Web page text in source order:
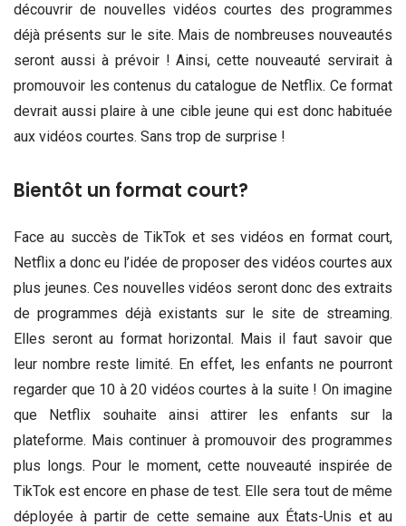
découvrir de nouvelles vidéos courtes des programmes
déjà présents sur le site. Mais de nombreuses nouveautés
seront aussi à prévoir ! Ainsi, cette nouveauté servirait à
promouvoir les contenus du catalogue de Netflix. Ce format
devrait aussi plaire à une cible jeune qui est donc habituée
aux vidéos courtes. Sans trop de surprise !
Bientôt un format court?
Face au succès de TikTok et ses vidéos en format court,
Netflix a donc eu l’idée de proposer des vidéos courtes aux
plus jeunes. Ces nouvelles vidéos seront donc des extraits
de programmes déjà existants sur le site de streaming.
Elles seront au format horizontal. Mais il faut savoir que
leur nombre reste limité. En effet, les enfants ne pourront
regarder que 10 à 20 vidéos courtes à la suite ! On imagine
que Netflix souhaite ainsi attirer les enfants sur la
plateforme. Mais continuer à promouvoir des programmes
plus longs. Pour le moment, cette nouveauté inspirée de
TikTok est encore en phase de test. Elle sera tout de même
déployée à partir de cette semaine aux États-Unis et au